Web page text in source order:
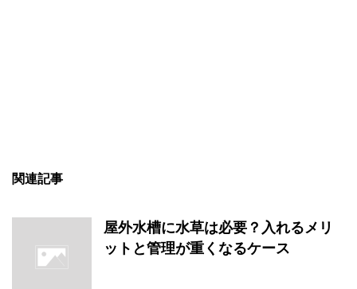
関連記事
屋外水槽に水草は必要？入れるメリ
ットと管理が重くなるケース